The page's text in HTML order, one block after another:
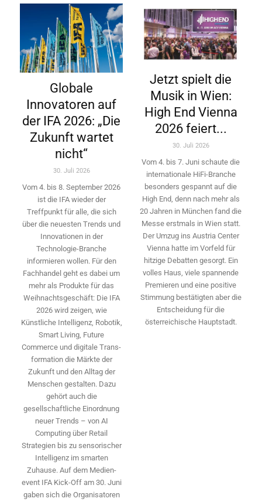
Globale
Innovatoren auf
der IFA 2026: „Die
Zukunft wartet
nicht“
30. Juli 2026
Vom 4. bis 8. September 2026
ist die IFA wieder der
Treffpunkt für alle, die sich
über die neuesten Trends und
Innovationen in der
Technologie-­Branche
informieren wollen. Für den
Fachhandel geht es dabei um
mehr als Produkte für das
Weihnachtsgeschäft: Die IFA
2026 wird ­zeigen, wie
Künstliche Intelligenz, Robotik,
Smart Living, Future
Commerce und digitale Trans­
formation die Märkte der
Zukunft und den Alltag der
Menschen gestalten. Dazu
gehört auch die
gesellschaftliche Einordnung
neuer Trends – von AI
Computing über Retail
Strategien bis zu sensorischer
Intelligenz im smarten
Zuhause. Auf dem Medien­
event IFA Kick-Off am 30. Juni
gaben sich die Organisatoren
Jetzt spielt die
Musik in Wien:
High End Vienna
2026 feiert...
30. Juli 2026
Vom 4. bis 7. Juni schaute die
internationale HiFi-Branche
besonders gespannt auf die
High End, denn nach mehr als
20 Jahren in München fand die
Messe erstmals in Wien statt.
Der Umzug ins Austria Center
Vienna hatte im Vorfeld für
hitzige Debatten gesorgt. Ein
volles Haus, viele spannende
Premieren und eine positive
Stimmung bestätigten aber die
Entscheidung für die
österreichische Hauptstadt.